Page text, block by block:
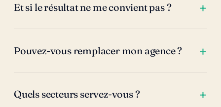
Et si le résultat ne me convient pas ?
Pouvez-vous remplacer mon agence ?
Quels secteurs servez-vous ?